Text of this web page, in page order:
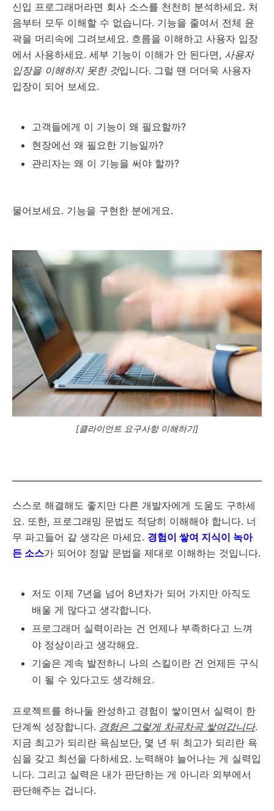
신입 프로그래머라면 회사 소스를 천천히 분석하세요. 처
음부터 모두 이해할 수 없습니다. 기능을 줄여서 전체 윤
곽을 머리속에 그려보세요. 흐름을 이해하고 사용자 입장
에서 사용하세요. 세부 기능이 이해가 안 된다면, 사용자
입장을 이해하지 못한 것입니다. 그럴 땐 더더욱 사용자
입장이 되어 보세요.
고객들에게 이 기능이 왜 필요할까?
현장에선 왜 필요한 기능일까?
관리자는 왜 이 기능을 써야 할까?
물어보세요. 기능을 구현한 분에게요.
[클라이언트 요구사항 이해하기]
스스로 해결해도 좋지만 다른 개발자에게 도움도 구하세
요. 또한, 프로그래밍 문법도 적당히 이해해야 합니다. 너
무 파고들어 갈 생각은 마세요. 경험이 쌓여 지식이 녹아
든 소스가 되어야 정말 문법을 제대로 이해하는 것입니다.
저도 이제 7년을 넘어 8년차가 되어 가지만 아직도
배울 게 많다고 생각합니다.
프로그래머 실력이라는 건 언제나 부족하다고 느껴
야 정상이라고 생각해요.
기술은 계속 발전하니 나의 스킬이란 건 언제든 구식
이 될 수 있다고도 생각해요.
프로젝트를 하나둘 완성하고 경험이 쌓이면서 실력이 한
단계씩 성장합니다. 경험은 그렇게 차곡차곡 쌓여갑니다.
지금 최고가 되리란 욕심보단, 몇 년 뒤 최고가 되리란 욕
심을 갖고 최선을 다하세요. 노력해야 늘어나는 게 실력입
니다. 그리고 실력은 내가 판단하는 게 아니라 외부에서
판단해주는 겁니다.